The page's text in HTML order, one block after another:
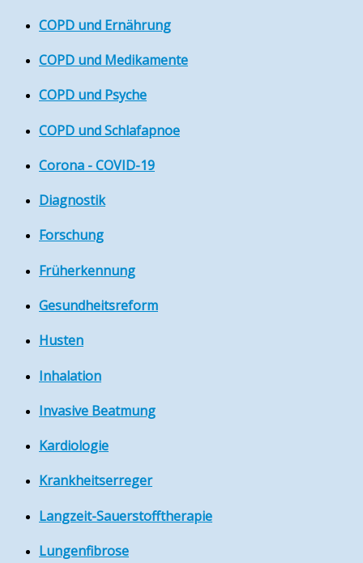
COPD und Ernährung
COPD und Medikamente
COPD und Psyche
COPD und Schlafapnoe
Corona - COVID-19
Diagnostik
Forschung
Früherkennung
Gesundheitsreform
Husten
Inhalation
Invasive Beatmung
Kardiologie
Krankheitserreger
Langzeit-Sauerstofftherapie
Lungenfibrose